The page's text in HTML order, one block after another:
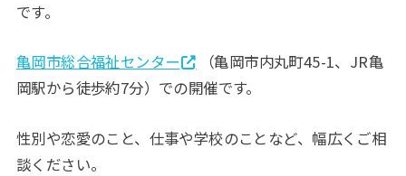
です。
亀岡市総合福祉センター
（亀岡市内丸町45-1、JR亀
岡駅から徒歩約7分）での開催です。
性別や恋愛のこと、仕事や学校のことなど、幅広くご相
談ください。